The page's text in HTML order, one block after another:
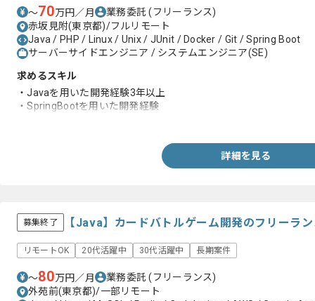
〜70万円／月 業務委託(フリーランス)
赤坂見附(東京都)/フルリモート
Java / PHP / Linux / Unix / JUnit / Docker / Git / Spring Boot
サーバーサイドエンジニア / システムエンジニア(SE)
求めるスキル
・Javaを用いた開発経験3年以上
・SpringBootを用いた開発経験
詳細を見る
募集終了 【Java】カードバトルゲーム開発のフリーラ
リモートOK 20代活躍中 30代活躍中 長期案件
〜80万円／月 業務委託(フリーランス)
外苑前(東京都)/一部リモート